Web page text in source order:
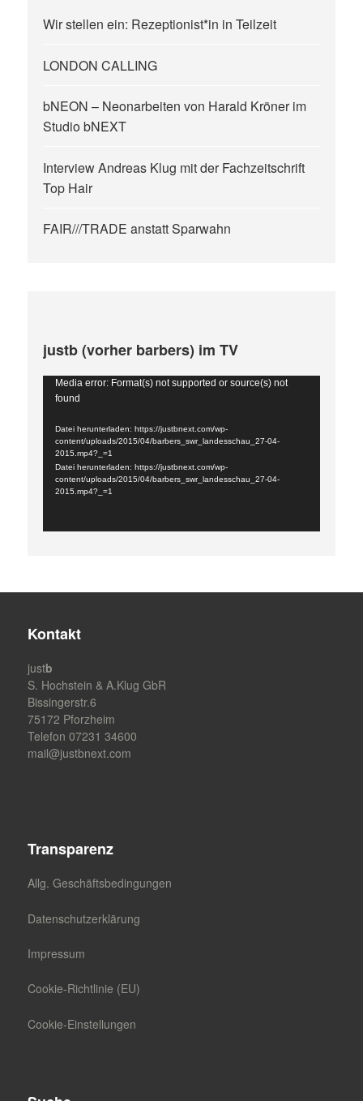
Wir stellen ein: Rezeptionist*in in Teilzeit
LONDON CALLING
bNEON – Neonarbeiten von Harald Kröner im
Studio bNEXT
Interview Andreas Klug mit der Fachzeitschrift
Top Hair
FAIR///TRADE anstatt Sparwahn
justb (vorher barbers) im TV
Video-
Player
Media error: Format(s) not supported or source(s) not
found
Datei herunterladen: https://justbnext.com/wp-
content/uploads/2015/04/barbers_swr_landesschau_27-04-
2015.mp4?_=1
Datei herunterladen: https://justbnext.com/wp-
content/uploads/2015/04/barbers_swr_landesschau_27-04-
2015.mp4?_=1
Kontakt
justb
S. Hochstein & A.Klug GbR
Bissingerstr.6
75172 Pforzheim
Telefon 07231 34600
mail@justbnext.com
Transparenz
Allg. Geschäftsbedingungen
Datenschutzerklärung
Impressum
Cookie-Richtlinie (EU)
Cookie-Einstellungen